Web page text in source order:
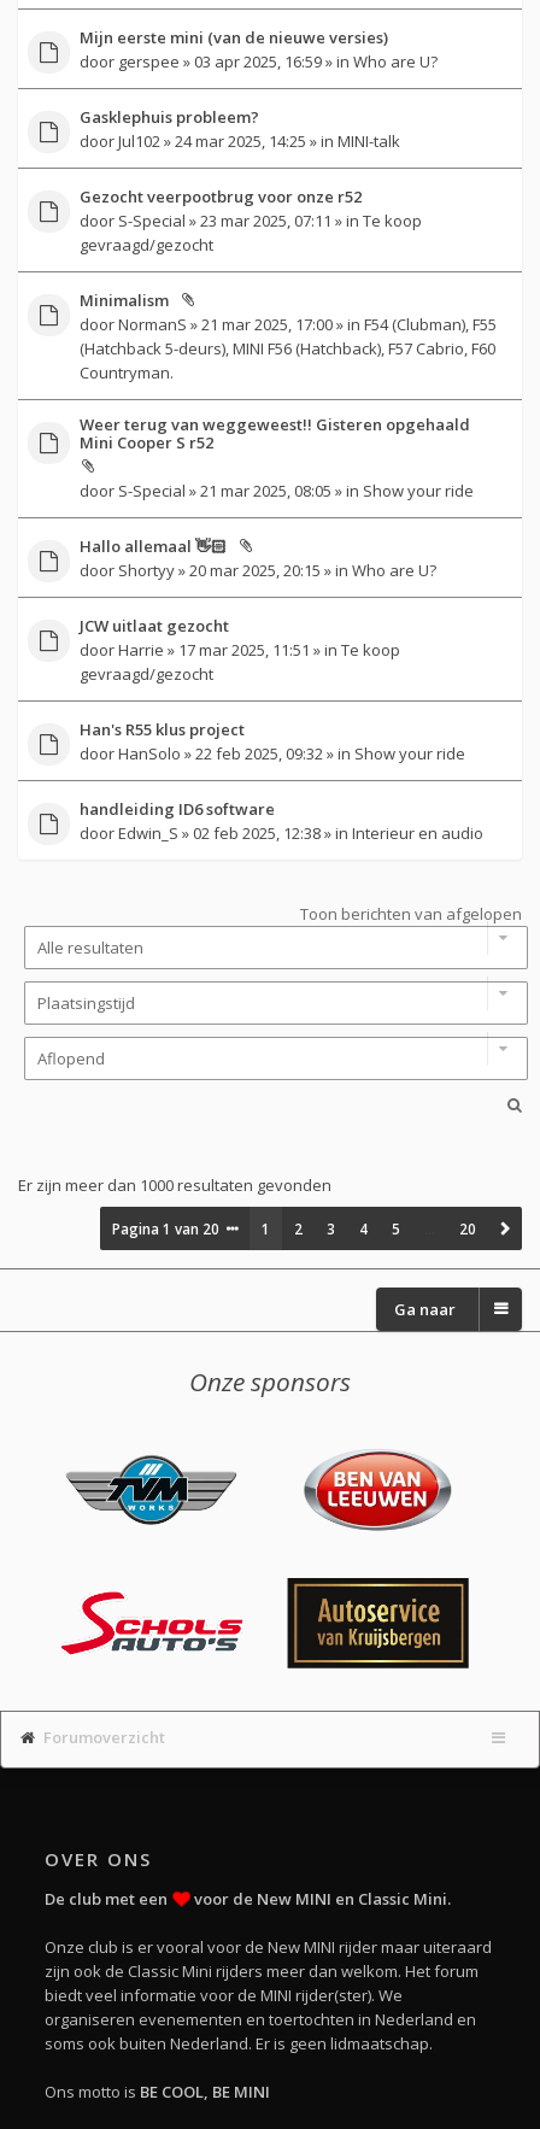
Mijn eerste mini (van de nieuwe versies)
door gerspee » 03 apr 2025, 16:59 » in Who are U?
Gasklephuis probleem?
doorJul102 » 24 mar 2025, 14:25 » in MINI-talk
Gezocht veerpootbrug voor onze r52
door S-Special » 23 mar 2025, 07:11 » in Te koop
gevraagd/gezocht
Minimalism
doorNormanS » 21 mar 2025, 17:00 » in F54 (Clubman), F55
(Hatchback 5-deurs), MINI F56 (Hatchback), F57 Cabrio, F60
Countryman.
Weer terug van weggeweest!! Gisteren opgehaald
Mini Cooper S r52
door S-Special » 21 mar 2025, 08:05 » in Show your ride
Hallo allemaal 👋🏻
door Shortyy» 20 mar 2025, 20:15 » in Who are U?
JCW uitlaat gezocht
doorHarrie » 17 mar 2025, 11:51 » in Te koop
gevraagd/gezocht
Han's R55 klus project
doorHanSolo » 22 feb 2025, 09:32 » in Show your ride
handleiding ID6 software
doorEdwin_S » 02 feb 2025, 12:38 » in Interieur en audio
Toon berichten van afgelopen
Er zijn meer dan 1000 resultaten gevonden
Pagina1 van 20 1 2 3 4 5 20
Ga naar
Onze sponsors
Forumoverzicht
OVER ONS
De club met een voor de New MINI en Classic Mini.
Onze club is er vooral voor de New MINI rijder maar uiteraard
zijn ook de Classic Mini rijders meer dan welkom. Het forum
biedt veel informatie voor de MINI rijder(ster). We
organiseren evenementen en toertochten in Nederland en
soms ook buiten Nederland. Er is geen lidmaatschap.
Ons motto is BE COOL, BE MINI